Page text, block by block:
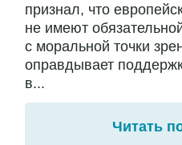
признал, что
не имеют
с моральной точки
оправдывает
в...
Читать